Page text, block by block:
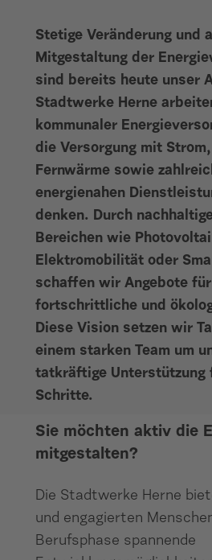
Stetige Veränderung und
Mitgestaltung der
sind bereits heute unser
Stadtwerke Herne
kommunaler
die Versorgung mit
Fernwärme sowie
energienahen
denken. Durch
Bereichen wie
Elektromobilität oder
schaffen wir Angebote
fortschrittliche und
Diese Vision setzen wir
einem starken Team um
tatkräftige Unterstützung
Schritte.
Sie möchten aktiv die
mitgestalten?
Die Stadtwerke Herne
und engagierten
Berufsphase spannende